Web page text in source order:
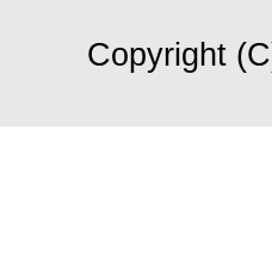
Copyright